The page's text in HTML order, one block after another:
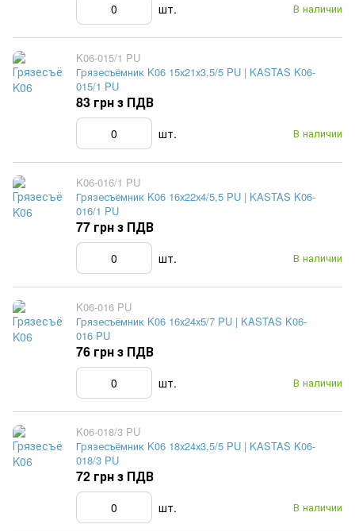
В наличии
шт.
K06-015/1 PU
Грязесъёмник K06 15х21х3,5/5 PU | KASTAS K06-
015/1 PU
В наличии
83 грн з ПДВ
шт.
K06-016/1 PU
Грязесъёмник K06 16х22х4/5,5 PU | KASTAS K06-
016/1 PU
В наличии
77 грн з ПДВ
шт.
K06-016 PU
Грязесъёмник K06 16х24х5/7 PU | KASTAS K06-
016 PU
В наличии
76 грн з ПДВ
шт.
K06-018/3 PU
Грязесъёмник K06 18х24х3,5/5 PU | KASTAS K06-
018/3 PU
В наличии
72 грн з ПДВ
шт.